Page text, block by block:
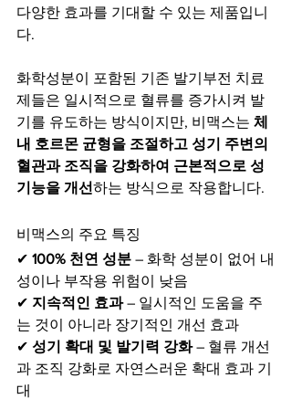
다양한 효과를 기대할 수 있는 제품입니
다.
화학성분이 포함된 기존 발기부전 치료
제들은 일시적으로 혈류를 증가시켜 발
기를 유도하는 방식이지만, 비맥스는 체
내 호르몬 균형을 조절하고 성기 주변의
혈관과 조직을 강화하여 근본적으로 성
기능을 개선하는 방식으로 작용합니다.
비맥스의 주요 특징
✔ 100% 천연 성분 – 화학 성분이 없어 내
성이나 부작용 위험이 낮음
✔ 지속적인 효과 – 일시적인 도움을 주
는 것이 아니라 장기적인 개선 효과
✔ 성기 확대 및 발기력 강화 – 혈류 개선
과 조직 강화로 자연스러운 확대 효과 기
대